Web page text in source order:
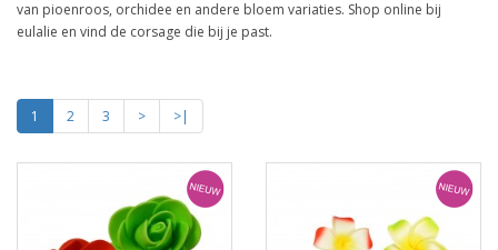
van pioenroos, orchidee en andere bloem variaties. Shop online bij
eulalie en vind de corsage die bij je past.
1 2 3 > >|